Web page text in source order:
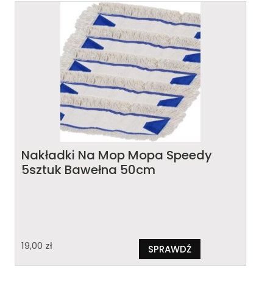
Nakładki Na Mop Mopa Speedy
5sztuk Bawełna 50cm
19,00 zł SPRAWDŹ